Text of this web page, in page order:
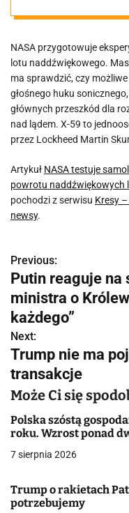
ch
NASA przygotowuje
lotu naddźwiękowego.
ma sprawdzić, czy
głośnego huku
głównych przeszkód dla
nad lądem. X-59 to
przez Lockheed Martin
Artykuł NASA testuje
powrotu naddźwiękowych
pochodzi z serwisu Kresy
newsy.
N
a
w
i
g
a
c
j
w
Previous:
Putin reaguje na
ministra o
każdego”
Next:
Trump nie ma
transakcje
Może Ci się
Polska szóstą
roku. Wzrost ponad
7 sierpnia 2026
Trump o rakietach
potrzebujemy